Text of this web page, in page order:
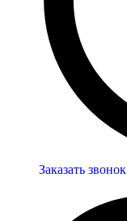
Заказать звонок